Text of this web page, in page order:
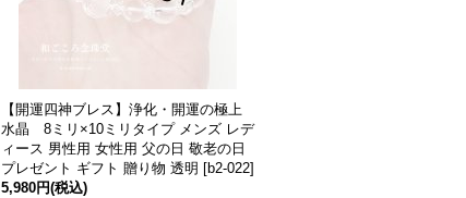
【開運四神ブレス】浄化・開運の極上
水晶 8ミリ×10ミリタイプ メンズ レデ
ィース 男性用 女性用 父の日 敬老の日
プレゼント ギフト 贈り物 透明 [b2-022]
5,980円(税込)